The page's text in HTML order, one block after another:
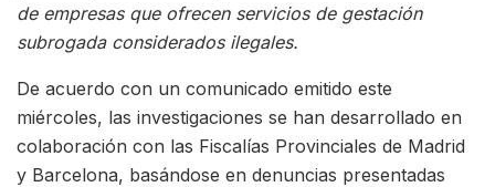
de empresas que ofrecen servicios de gestación
subrogada considerados ilegales.
De acuerdo con un comunicado emitido este
miércoles, las investigaciones se han desarrollado en
colaboración con las Fiscalías Provinciales de Madrid
y Barcelona, basándose en denuncias presentadas